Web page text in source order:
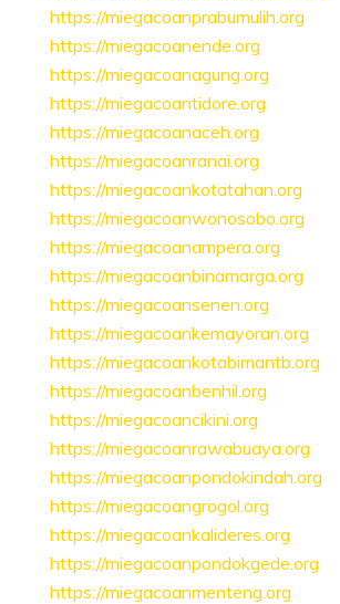
https://miegacoanprabumulih.org
https://miegacoanende.org
https://miegacoanagung.org
https://miegacoantidore.org
https://miegacoanaceh.org
https://miegacoanranai.org
https://miegacoankotatahan.org
https://miegacoanwonosobo.org
https://miegacoanampera.org
https://miegacoanbinamarga.org
https://miegacoansenen.org
https://miegacoankemayoran.org
https://miegacoankotabimantb.org
https://miegacoanbenhil.org
https://miegacoancikini.org
https://miegacoanrawabuaya.org
https://miegacoanpondokindah.org
https://miegacoangrogol.org
https://miegacoankalideres.org
https://miegacoanpondokgede.org
https://miegacoanmenteng.org